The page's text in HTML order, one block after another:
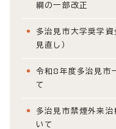
綱の一部改正
多治見市大学奨学資
見直し）
令和8年度多治見市
て
多治見市禁煙外来
いて